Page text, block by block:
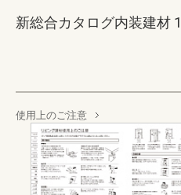
新総合カタログ内装建材
使用上のご注意